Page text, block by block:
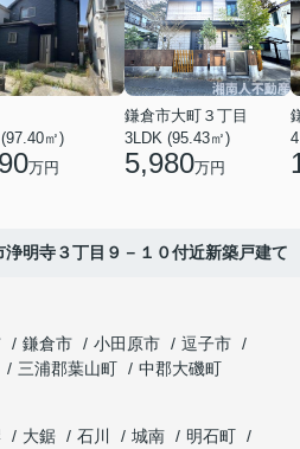
㎡)
万円
鎌倉市大町３丁目
3LDK (95.43㎡)
5,980万円
浄明寺３丁目９－１０付近新築戸建て
鎌倉市 小田原市
逗子市
三浦郡葉山町
中郡大磯町
大鋸 石川 城南
明石町